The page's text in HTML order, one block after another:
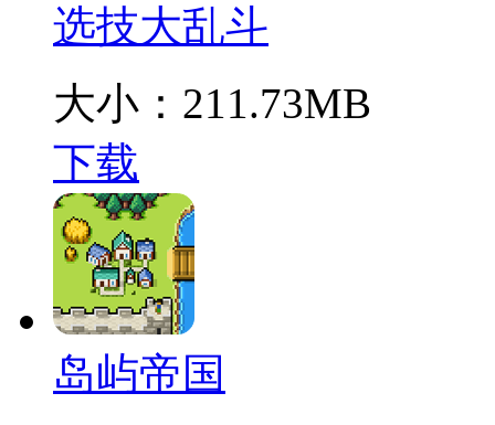
选技大乱斗
大小：211.73MB
下载
岛屿帝国